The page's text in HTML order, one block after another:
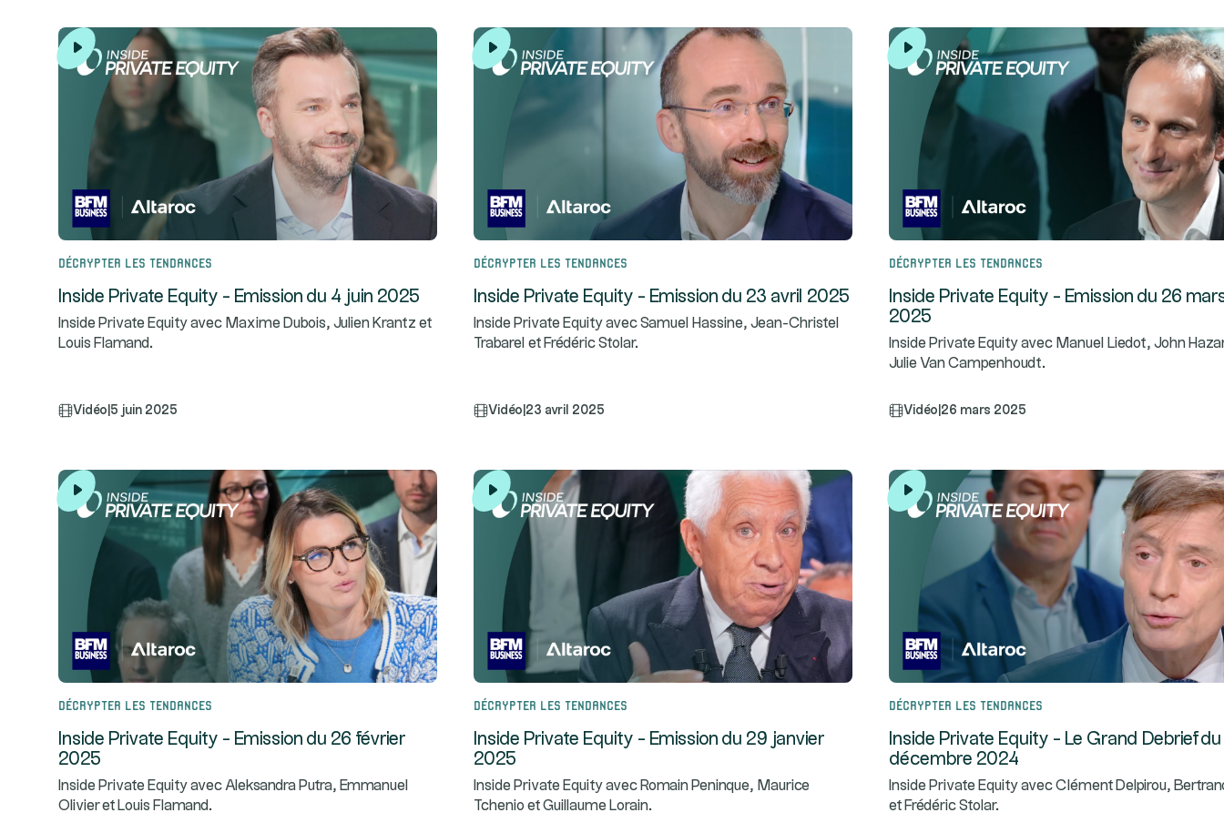
Décrypter les tendances
Inside Private Equity - Emission du 4 juin 2025
Inside Private Equity avec Maxime Dubois, Julien Krantz et
Louis Flamand.
Vidéo 5 juin 2025
Décrypter les tendances
Inside Private Equity - Emission du 23 avril 2025
Inside Private Equity avec Samuel Hassine, Jean-Christel
Trabarel et Frédéric Stolar.
Vidéo 23 avril 2025
Décrypter les tendances
Inside Private Equity - Emission du 26
2025
Inside Private Equity avec Manuel Liedot, John
Julie Van Campenhoudt.
Vidéo 26 mars 2025
Décrypter les tendances
Inside Private Equity - Emission du 26 février
2025
Inside Private Equity avec Aleksandra Putra, Emmanuel
Olivier et Louis Flamand.
Décrypter les tendances
Inside Private Equity - Emission du 29 janvier
2025
Inside Private Equity avec Romain Peninque, Maurice
Tchenio et Guillaume Lorain.
Décrypter les tendances
Inside Private Equity - Le Grand Debrief du
décembre 2024
Inside Private Equity avec Clément Delpirou,
et Frédéric Stolar.